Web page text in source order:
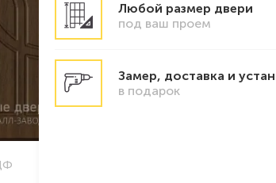
Любой размер двери
под ваш проем
Замер, доставка и
в подарок